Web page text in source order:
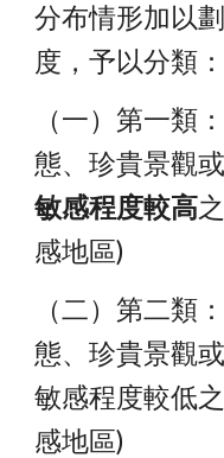
分布情形加以
度，予以分類：
（一）第一類
態、珍貴景觀
敏感程度較高
感地區)
（二）第二類
態、珍貴景觀
敏感程度較低
感地區)